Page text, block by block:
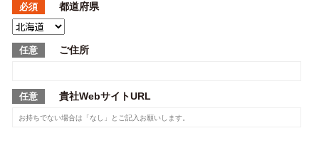
必須 都道府県
任意 ご住所
任意 貴社WebサイトURL